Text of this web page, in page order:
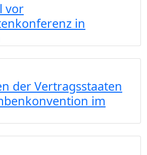
vor
in
der Vertragsstaaten
im